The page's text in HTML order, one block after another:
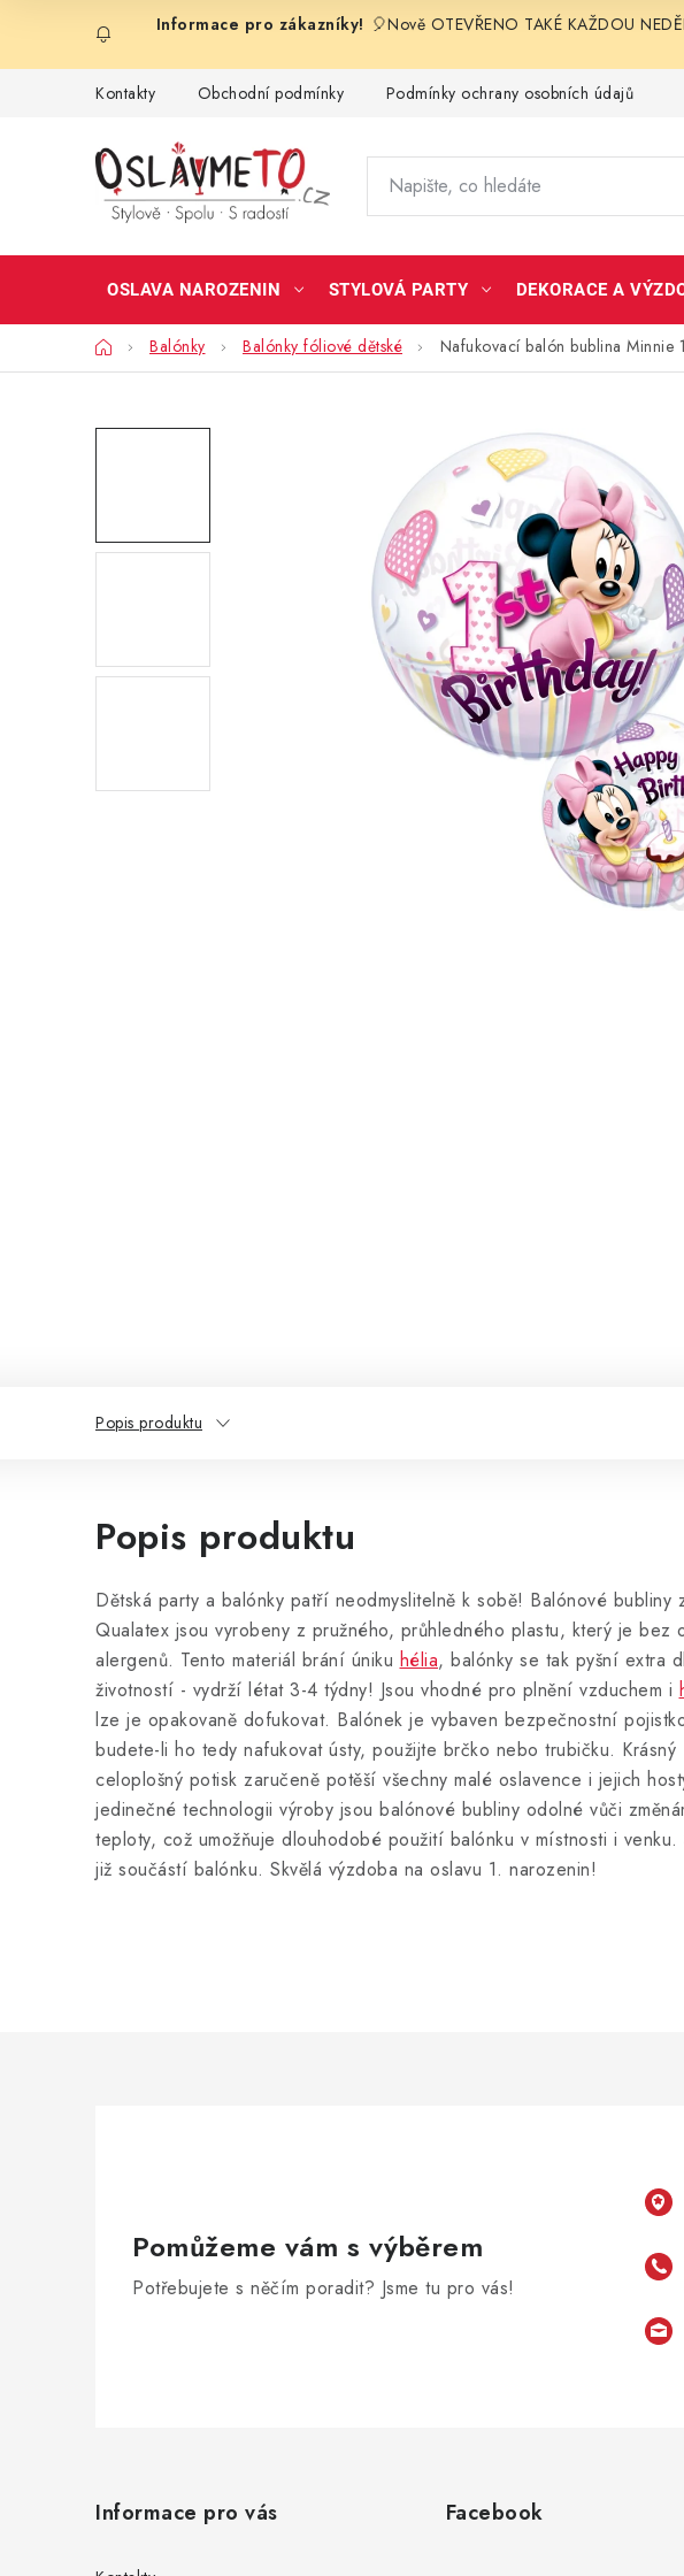
obsah
🎈Nově OTEVŘENO TAKÉ KAŽDOU
Kontakty Obchodní podmínky Podmínky ochrany osobních údajů
OSLAVA NAROZENIN STYLOVÁ PARTY DEKORACE A
DomůBalónky Balónky fóliové dětské Nafukovací balón bublina Minnie
Popis produktu
Popis produktu
Dětská party a balónky patří neodmyslitelně k sobě! Balónové bubliny
Qualatex jsou vyrobeny z pružného, průhledného plastu, který je bez
alergenů. Tento materiál brání úniku hélia, balónky se tak pyšní extra
životností - vydrží létat 3-4 týdny! Jsou vhodné pro plnění vzduchem i
lze je opakovaně dofukovat. Balónek je vybaven bezpečnostní
budete-li ho tedy nafukovat ústy, použijte brčko nebo trubičku. Krásný
celoplošný potisk zaručeně potěší všechny malé oslavence i jejich
jedinečné technologii výroby jsou balónové bubliny odolné vůči
teploty, což umožňuje dlouhodobé použití balónku v místnosti i venku.
již součástí balónku. Skvělá výzdoba na oslavu 1. narozenin!
Pomůžeme vám s výběrem
Potřebujete s něčím poradit? Jsme tu pro vás!
Informace pro vás Facebook